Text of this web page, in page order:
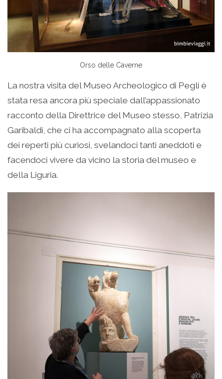
Orso delle Caverne
La nostra visita del Museo Archeologico di Pegli è
stata resa ancora più speciale dall’appassionato
racconto della Direttrice del Museo stesso, Patrizia
Garibaldi, che ci ha accompagnato alla scoperta
dei reperti più curiosi, svelandoci tanti aneddoti e
facendoci vivere da vicino la storia del museo e
della Liguria.